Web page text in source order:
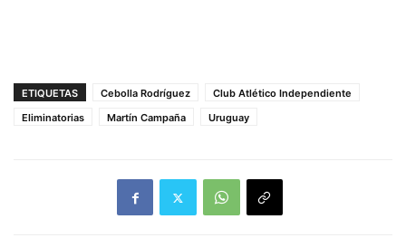
ETIQUETAS Cebolla Rodríguez
Club Atlético Independiente
Eliminatorias
Martín Campaña Uruguay